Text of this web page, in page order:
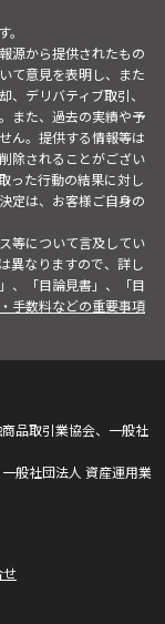
源から提供されたもの
て意見を表明し、また
デリバティブ取引、
また、過去の実績や予
ん。提供する情報等は
除されることがござい
った行動の結果に対し
定は、お客様ご自身の
等について言及してい
異なりますので、詳し
、「目論見書」、「目
手数料などの重要事項
品取引業協会、一般社
般社団法人 資産運用業
せ